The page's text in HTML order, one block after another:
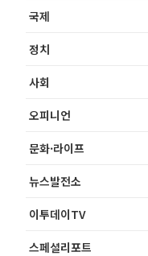
국제
정치
사회
오피니언
문화·라이프
뉴스발전소
이투데이TV
스페셜리포트